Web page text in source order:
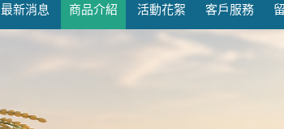
最新消息 商品介紹 活動花絮 客戶服務